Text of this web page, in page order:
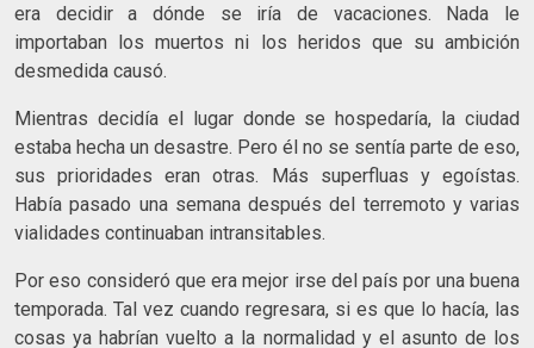
era decidir a dónde se iría de vacaciones. Nada le
importaban los muertos ni los heridos que su ambición
desmedida causó.
Mientras decidía el lugar donde se hospedaría, la ciudad
estaba hecha un desastre. Pero él no se sentía parte de eso,
sus prioridades eran otras. Más superfluas y egoístas.
Había pasado una semana después del terremoto y varias
vialidades continuaban intransitables.
Por eso consideró que era mejor irse del país por una buena
temporada. Tal vez cuando regresara, si es que lo hacía, las
cosas ya habrían vuelto a la normalidad y el asunto de los